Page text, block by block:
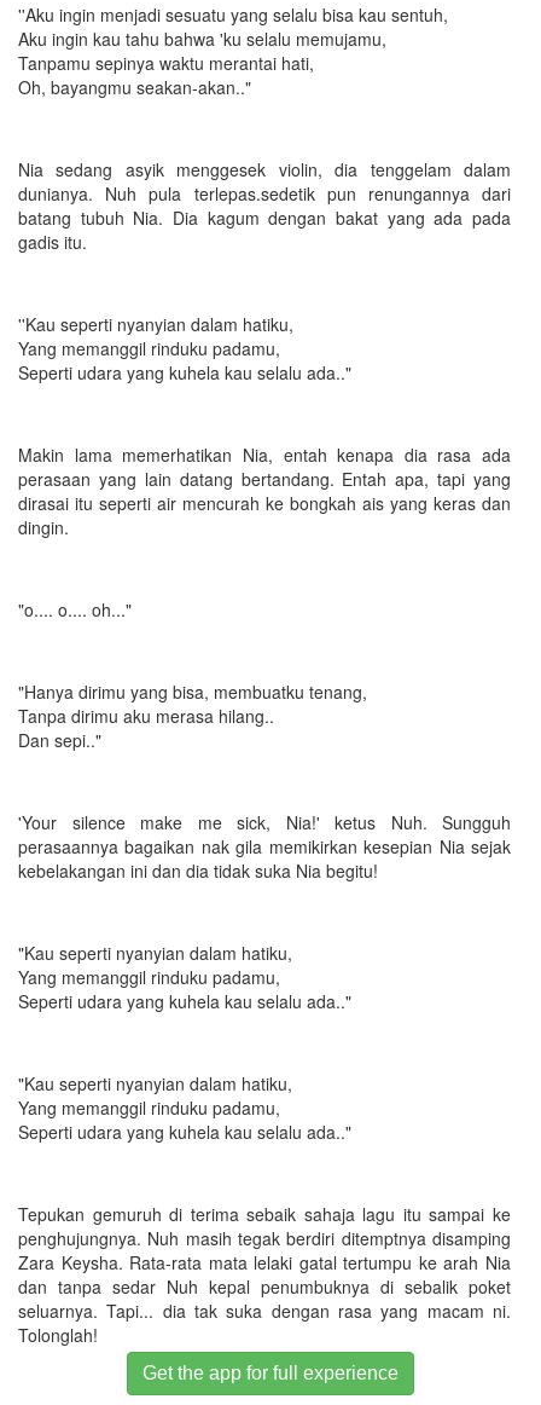
Get the app for full experience
''Aku ingin menjadi sesuatu yang selalu bisa kau sentuh,
Aku ingin kau tahu bahwa 'ku selalu memujamu,
Tanpamu sepinya waktu merantai hati,
Oh, bayangmu seakan-akan.."
Nia sedang asyik menggesek violin, dia tenggelam dalam
dunianya. Nuh pula terlepas.sedetik pun renungannya dari
batang tubuh Nia. Dia kagum dengan bakat yang ada pada
gadis itu.
''Kau seperti nyanyian dalam hatiku,
Yang memanggil rinduku padamu,
Seperti udara yang kuhela kau selalu ada.."
Makin lama memerhatikan Nia, entah kenapa dia rasa ada
perasaan yang lain datang bertandang. Entah apa, tapi yang
dirasai itu seperti air mencurah ke bongkah ais yang keras dan
dingin.
"o.... o.... oh..."
"Hanya dirimu yang bisa, membuatku tenang,
Tanpa dirimu aku merasa hilang..
Dan sepi.."
'Your silence make me sick, Nia!' ketus Nuh. Sungguh
perasaannya bagaikan nak gila memikirkan kesepian Nia sejak
kebelakangan ini dan dia tidak suka Nia begitu!
"Kau seperti nyanyian dalam hatiku,
Yang memanggil rinduku padamu,
Seperti udara yang kuhela kau selalu ada.."
"Kau seperti nyanyian dalam hatiku,
Yang memanggil rinduku padamu,
Seperti udara yang kuhela kau selalu ada.."
Tepukan gemuruh di terima sebaik sahaja lagu itu sampai ke
penghujungnya. Nuh masih tegak berdiri ditemptnya disamping
Zara Keysha. Rata-rata mata lelaki gatal tertumpu ke arah Nia
dan tanpa sedar Nuh kepal penumbuknya di sebalik poket
seluarnya. Tapi... dia tak suka dengan rasa yang macam ni.
Tolonglah!